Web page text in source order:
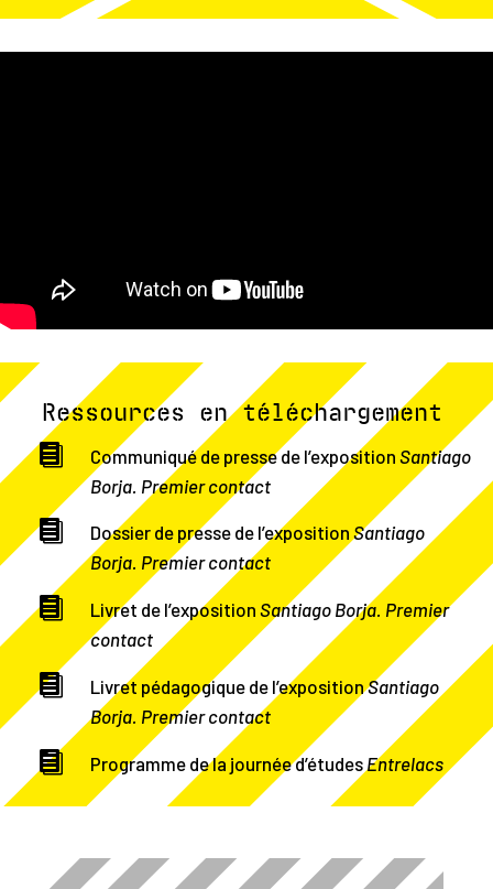
Ressources en téléchargement
 Communiqué de presse de l’exposition Santiago
Borja. Premier contact
 Dossier de presse de l’exposition Santiago
Borja. Premier contact
 Livret de l’exposition Santiago Borja. Premier
contact
 Livret pédagogique de l’expositionSantiago
Borja. Premier contact
 Programme de la journée d’étudesEntrelacs